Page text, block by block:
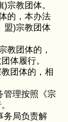
宗教团体。
的，本办法
盟)宗教团体
团体的，
体履行。
团体的，相
理按照《宗
局负责解